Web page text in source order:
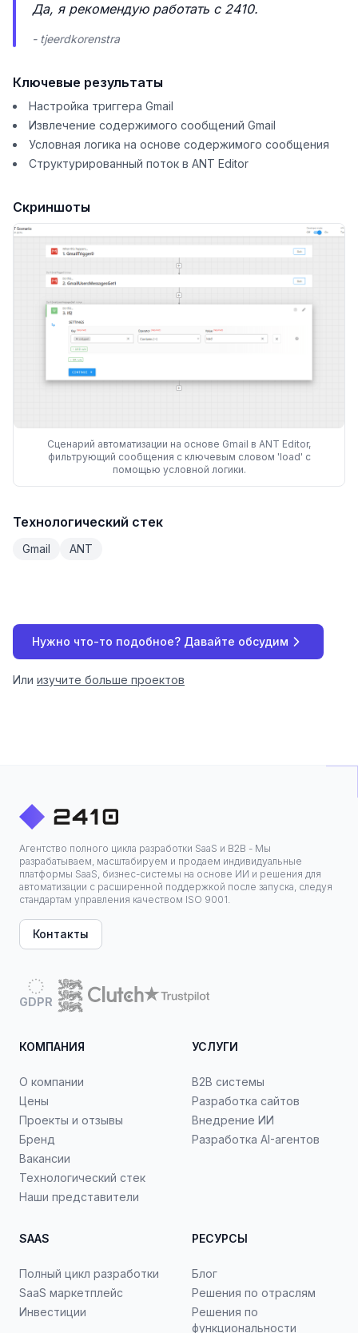
Да, я рекомендую работать с 2410.
- tjeerdkorenstra
Ключевые результаты
Настройка триггера Gmail
Извлечение содержимого сообщений Gmail
Условная логика на основе содержимого сообщения
Структурированный поток в ANT Editor
Скриншоты
Сценарий автоматизации на основе Gmail в ANT Editor,
фильтрующий сообщения с ключевым словом 'load' с
помощью условной логики.
Технологический стек
Gmail ANT
Нужно что-то подобное? Давайте обсудим
Или изучите больше проектов
Агентство полного цикла разработки SaaS и B2B - Мы
разрабатываем, масштабируем и продаем индивидуальные
платформы SaaS, бизнес-системы на основе ИИ и решения для
автоматизации с расширенной поддержкой после запуска, следуя
стандартам управления качеством ISO 9001.
Контакты
GDPR
КОМПАНИЯ
О компании
Цены
Проекты и отзывы
Бренд
Вакансии
Технологический стек
Наши представители
УСЛУГИ
B2B системы
Разработка сайтов
Внедрение ИИ
Разработка AI-агентов
SAAS
Полный цикл разработки
SaaS маркетплейс
Инвестиции
РЕСУРСЫ
Блог
Решения по отраслям
Решения по
функциональности